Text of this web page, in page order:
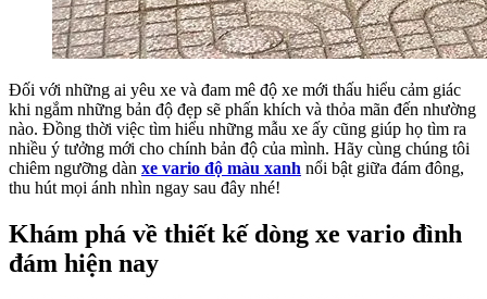
Đối với những ai yêu xe và đam mê độ xe mới thấu hiểu cảm giác
khi ngắm những bản độ đẹp sẽ phấn khích và thỏa mãn đến nhường
nào. Đồng thời việc tìm hiểu những mẫu xe ấy cũng giúp họ tìm ra
nhiều ý tưởng mới cho chính bản độ của mình. Hãy cùng chúng tôi
chiêm ngưỡng dàn xe vario độ màu xanh nổi bật giữa đám đông,
thu hút mọi ánh nhìn ngay sau đây nhé!
Khám phá về thiết kế dòng xe vario đình
đám hiện nay